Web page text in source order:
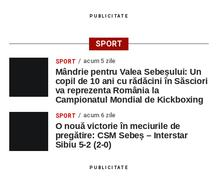
Despre comunitatea Sinaxa Educațională
„Sinaxa Educațională”
profesori, dedicată susținerii unei educații centrate pe
valorile creștin-ortodoxe și pe formarea caracterului
elevilor. Născută din experiența duhovnicească și
formativă a Mănăstirii Oașa, Sinaxa își propune să
sprijine profesorii în regăsirea motivației interioare,
oferindu-le nu doar instrumente metodice actuale, ci și
contexte de sprijin reciproc, colaborare și reconectare la
vocația pedagogică autentică.
PUBLICITATE
SPORT
SPORT acum 5 zile
Mândrie pentru Valea Sebeșului: Un
copil de 10 ani cu rădăcini în Săsciori
va reprezenta România la
Campionatul Mondial de Kickboxing
SPORT acum 6 zile
O nouă victorie în meciurile de
pregătire: CSM Sebeș – Interstar
Sibiu 5-2 (2-0)
PUBLICITATE